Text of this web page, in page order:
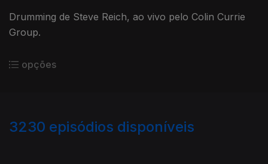
Drumming de Steve Reich, ao vivo pelo Colin Currie
Group.
opções
3230 episódios disponíveis